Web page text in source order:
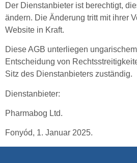
Der Dienstanbieter ist berechtigt,
ändern. Die Änderung tritt mit ihrer
Website in Kraft.
Diese AGB unterliegen
Entscheidung von
Sitz des Dienstanbieters zuständig.
Dienstanbieter:
Pharmabog Ltd.
Fonyód, 1. Januar 2025.